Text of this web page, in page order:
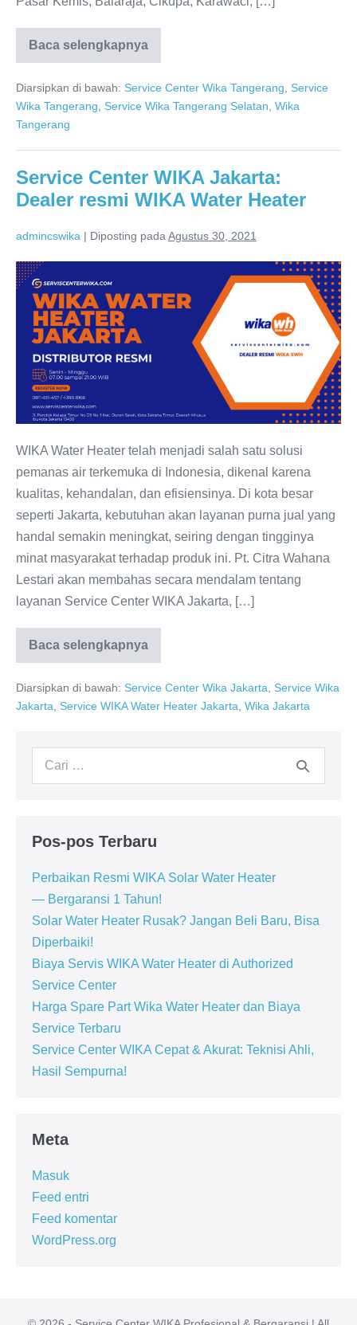
Baca selengkapnya
Service
Center
Tangerang:
Kualitas
Tanpa
Diarsipkan di bawah: Service Center Wika Tangerang
Service
Wika Tangerang
Service Wika Tangerang Selatan Wika
Tangerang
Service Center WIKA Jakarta:
Dealer resmi WIKA Water Heater
admincswika | Diposting pada Agustus 30, 2021
Service
Center
WIKA
Jakarta:
Dealer
resmi
WIKA
Water
Heater
WIKA Water Heater telah menjadi salah satu solusi
pemanas air terkemuka di Indonesia, dikenal karena
kualitas, kehandalan, dan efisiensinya. Di kota besar
seperti Jakarta, kebutuhan akan layanan purna jual yang
handal semakin meningkat, seiring dengan tingginya
minat masyarakat terhadap produk ini. Pt. Citra Wahana
Lestari akan membahas secara mendalam tentang
layanan Service Center WIKA Jakarta, […]
Baca selengkapnya
Service
Center
Jakarta:
Dealer
resmi
Heater
Diarsipkan di bawah: Service Center Wika Jakarta
Service Wika
Jakarta
Service WIKA Water Heater Jakarta Wika Jakarta
Pencarian
Pos-pos Terbaru
Perbaikan Resmi WIKA Solar Water Heater
— Bergaransi 1 Tahun!
Solar Water Heater Rusak? Jangan Beli Baru, Bisa
Diperbaiki!
Biaya Servis WIKA Water Heater di Authorized
Service Center
Harga Spare Part Wika Water Heater dan Biaya
Service Terbaru
Service Center WIKA Cepat & Akurat: Teknisi Ahli,
Hasil Sempurna!
Meta
Masuk
Feed entri
Feed komentar
WordPress.org